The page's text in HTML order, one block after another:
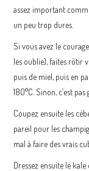
assez important
un peu trop dures.
Si vous avez le
les oublie), faites rôtir
puis de miel, puis en
180°C. Sinon, c’est pas
Coupez ensuite les
pareil pour les
mal à faire des vrais
Dressez ensuite le